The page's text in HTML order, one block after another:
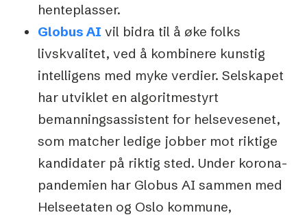
henteplasser.
Globus AI vil bidra til å øke folks
livskvalitet, ved å kombinere kunstig
intelligens med myke verdier. Selskapet
har utviklet en algoritmestyrt
bemanningsassistent for helsevesenet,
som matcher ledige jobber mot riktige
kandidater på riktig sted. Under korona-
pandemien har Globus AI sammen med
Helseetaten og Oslo kommune,